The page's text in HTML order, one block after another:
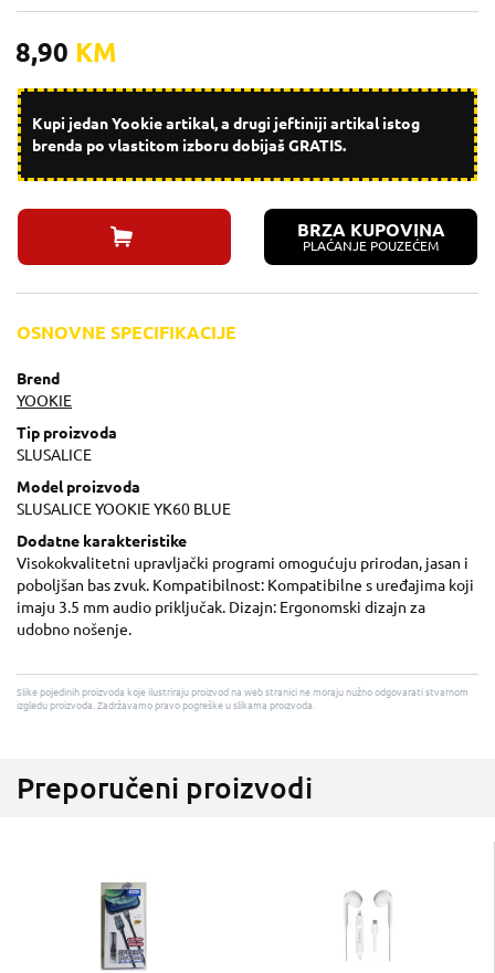
8,90 KM
Kupi jedan Yookie artikal, a drugi jeftiniji artikal istog
brenda po vlastitom izboru dobijaš GRATIS.
BRZA KUPOVINA
PLAĆANJE POUZEĆEM
OSNOVNE SPECIFIKACIJE
Brend
YOOKIE
Tip proizvoda
SLUSALICE
Model proizvoda
SLUSALICE YOOKIE YK60 BLUE
Dodatne karakteristike
Visokokvalitetni upravljački programi omogućuju prirodan, jasan i
poboljšan bas zvuk. Kompatibilnost: Kompatibilne s uređajima koji
imaju 3.5 mm audio priključak. Dizajn: Ergonomski dizajn za
udobno nošenje.
Slike pojedinih proizvoda koje ilustriraju proizvod na web stranici ne moraju nužno odgovarati stvarnom
izgledu proizvoda. Zadržavamo pravo pogreške u slikama proizvoda.
Preporučeni proizvodi